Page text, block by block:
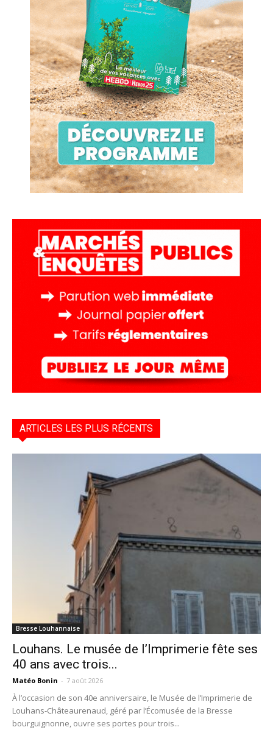
ARTICLES LES PLUS RÉCENTS
Bresse Louhannaise
Louhans. Le musée de l’Imprimerie fête ses
40 ans avec trois...
Matéo Bonin - 7 août 2026
À l’occasion de son 40e anniversaire, le Musée de l’Imprimerie de
Louhans-Châteaurenaud, géré par l’Écomusée de la Bresse
bourguignonne, ouvre ses portes pour trois...